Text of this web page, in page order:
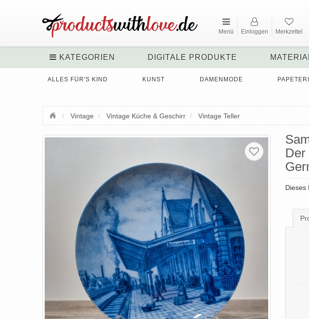
Menü Einloggen Merkzettel
KATEGORIEN DIGITALE PRODUKTE
ALLES FÜR'S KIND KUNST DAMENMODE
Vintage Vintage Küche & Geschirr Vintage Teller
Der
Dieses